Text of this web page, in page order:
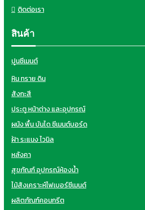
ติดต่อเรา
สินค้า
ปูนซีเมนต์
หิน ทราย ดิน
สังกะสี
ประตู หน้าต่าง และอุปกรณ์
ผนัง พื้น บันได ซีเมนต์บอร์ด
ฝ้า ระแนง ไวนิล
หลังคา
สุขภัณฑ์ อุปกรณ์ห้องน้ำ
ไม้สังเคราะห์ไฟเบอร์ซีเมนต์
ผลิตภัณฑ์คอนกรีต